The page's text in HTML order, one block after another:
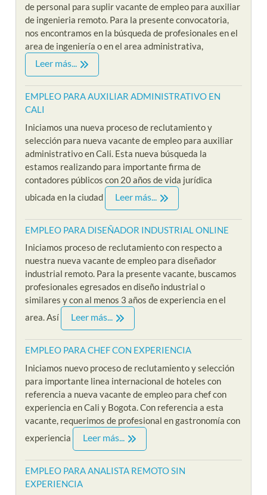
de personal para suplir vacante de empleo para auxiliar
de ingenieria remoto. Para la presente convocatoria,
nos encontramos en la búsqueda de profesionales en el
area de ingeniería o en el area administrativa,
Leer más...
EMPLEO PARA AUXILIAR ADMINISTRATIVO EN
CALI
Iniciamos una nueva proceso de reclutamiento y
selección para nueva vacante de empleo para auxiliar
administrativo en Cali. Esta nueva búsqueda la
estamos realizando para importante firma de
contadores públicos con 20 años de vida jurídica
ubicada en la ciudad
Leer más...
EMPLEO PARA DISEÑADOR INDUSTRIAL ONLINE
Iniciamos proceso de reclutamiento con respecto a
nuestra nueva vacante de empleo para diseñador
industrial remoto. Para la presente vacante, buscamos
profesionales egresados en diseño industrial o
similares y con al menos 3 años de experiencia en el
area. Así
Leer más...
EMPLEO PARA CHEF CON EXPERIENCIA
Iniciamos nuevo proceso de reclutamiento y selección
para importante linea internacional de hoteles con
referencia a nueva vacante de empleo para chef con
experiencia en Cali y Bogota. Con referencia a esta
vacante, requerimos de profesional en gastronomía con
experiencia
Leer más...
EMPLEO PARA ANALISTA REMOTO SIN
EXPERIENCIA